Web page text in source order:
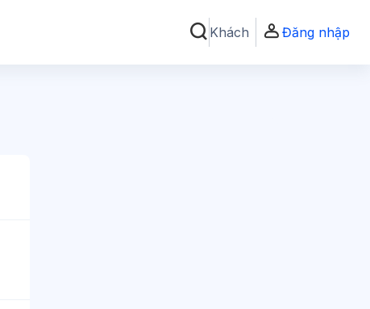
Chuyển đổi chọn tìm kiếm
Khách Đăng nhập